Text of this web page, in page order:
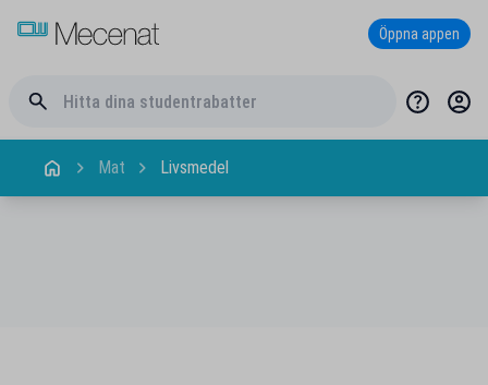
Öppna appen
Mat Livsmedel